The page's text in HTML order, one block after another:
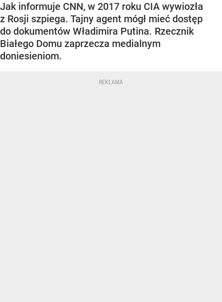
Jak informuje CNN, w 2017 roku CIA wywiozła
z Rosji szpiega. Tajny agent mógł mieć dostęp
do dokumentów Władimira Putina. Rzecznik
Białego Domu zaprzecza medialnym
doniesieniom.